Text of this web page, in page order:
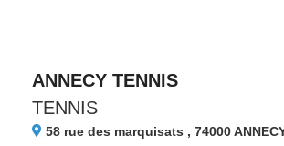
ANNECY TENNIS
TENNIS
58 rue des marquisats , 74000